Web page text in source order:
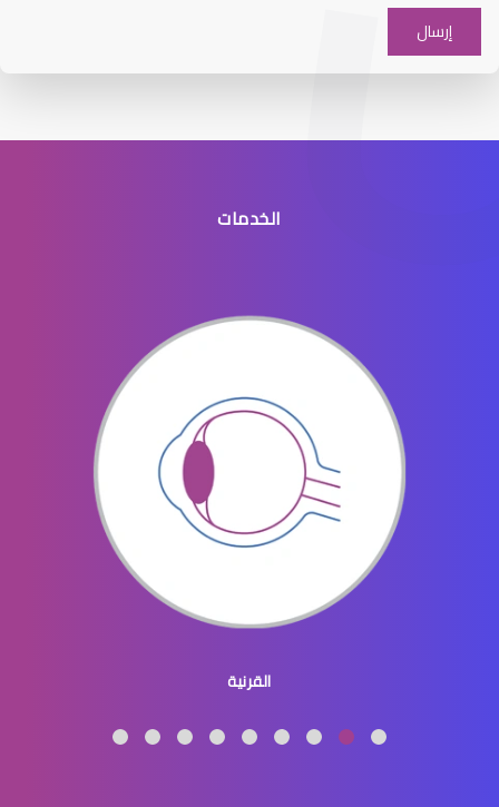
افضل طبيب عيون جنوب الرياض
افضل دكتور عيون في النسيم
طبيب عيون اطفال
الخدمات
القرنية